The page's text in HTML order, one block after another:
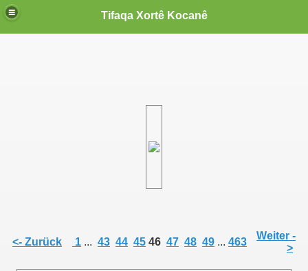
Tifaqa Xortê Kocanê
<- Zurück 1 ... 43 44 45 46 47 48 49 ... 463
Weiter -
>